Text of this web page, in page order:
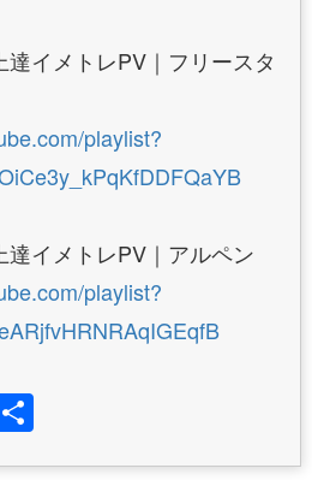
イメトレPV｜フリースタ
playlist?
イメトレPV｜アルペン
playlist?
共
有